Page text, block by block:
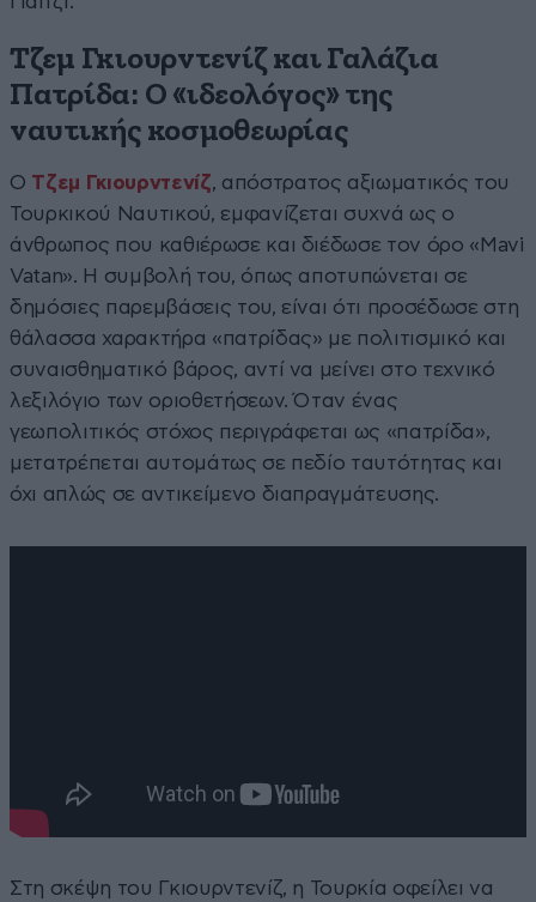
Τζεμ Γκιουρντενίζ και Γαλάζια
Πατρίδα: O «ιδεολόγος» της
ναυτικής κοσμοθεωρίας
Ο Τζεμ Γκιουρντενίζ, απόστρατος αξιωματικός του
Τουρκικού Ναυτικού, εμφανίζεται συχνά ως ο
άνθρωπος που καθιέρωσε και διέδωσε τον όρο «Mavi
Vatan». Η συμβολή του, όπως αποτυπώνεται σε
δημόσιες παρεμβάσεις του, είναι ότι προσέδωσε στη
θάλασσα χαρακτήρα «πατρίδας» με πολιτισμικό και
συναισθηματικό βάρος, αντί να μείνει στο τεχνικό
λεξιλόγιο των οριοθετήσεων. Όταν ένας
γεωπολιτικός στόχος περιγράφεται ως «πατρίδα»,
μετατρέπεται αυτομάτως σε πεδίο ταυτότητας και
όχι απλώς σε αντικείμενο διαπραγμάτευσης.
Στη σκέψη του Γκιουρντενίζ, η Τουρκία οφείλει να